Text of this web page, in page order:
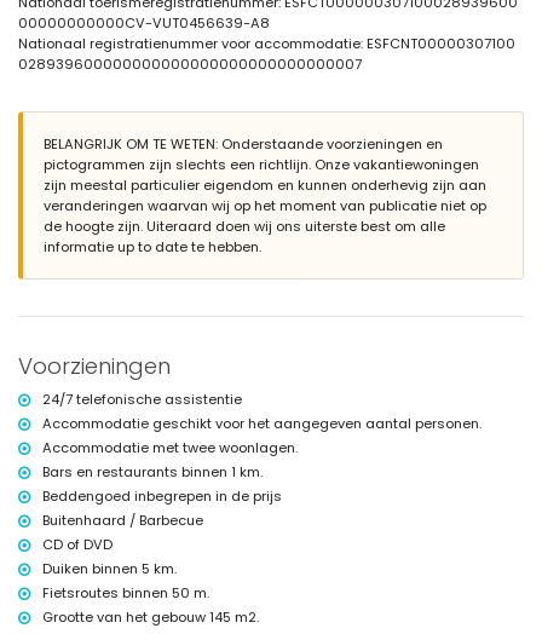
Exterieur van de villa
groot en omheind perceel
privézwembad van 8 m x 4 m en 2 m diep
ligstoelen
overdekt terras
barbecue
buiten zitgedeelte
Meer informatie
dichtstbijzijnde stad: Jávea (binnen 5 kilometer van de villa)
de villa)
tweede dichtstbijzijnde luchthaven: Valencia (> 100 kilometer)
De accommodatie is zeer geschikt voor families met kinderen
Faciliteiten en diensten inbegrepen in de huurprijs van de villa
internet (glasvezel)
strijkijzer en strijkplank
bedlinnen en handdoeken
receptieservice en 24-uurs noodservice
Faciliteiten en diensten tegen extra kosten
luchthaventransfer
00000000000CV-VUT0456639-A8
Nationaal registratienummer voor accommodatie: ESFCNT00000307100
028939600000000000000000000000000007
BELANGRIJK OM TE WETEN: Onderstaande voorzieningen en
pictogrammen zijn slechts een richtlijn. Onze vakantiewoningen
zijn meestal particulier eigendom en kunnen onderhevig zijn aan
veranderingen waarvan wij op het moment van publicatie niet op
de hoogte zijn. Uiteraard doen wij ons uiterste best om alle
informatie up to date te hebben.
Voorzieningen
24/7 telefonische assistentie
Accommodatie geschikt voor het aangegeven aantal personen.
Accommodatie met twee woonlagen.
Bars en restaurants binnen 1 km.
Beddengoed inbegrepen in de prijs
Buitenhaard / Barbecue
CD of DVD
Duiken binnen 5 km.
Fietsroutes binnen 50 m.
Grootte van het gebouw 145 m2.